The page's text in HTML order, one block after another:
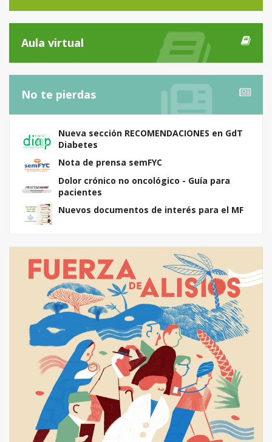
Aula virtual
No te pierdas
Nueva sección RECOMENDACIONES en GdT
Diabetes
Nota de prensa semFYC
Dolor crónico no oncológico - Guía para
pacientes
Nuevos documentos de interés para el MF